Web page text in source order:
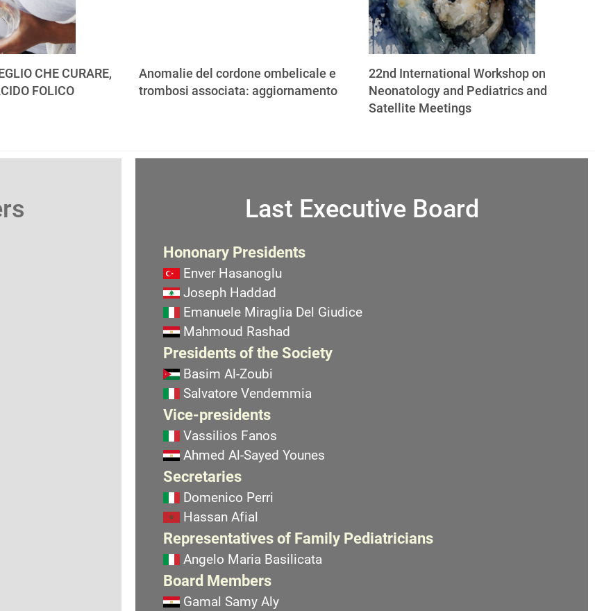
CHE CURARE,
FOLICO
Anomalie del cordone ombelicale e
trombosi associata: aggiornamento
22nd International Workshop on
Neonatology and Pediatrics and
Satellite Meetings
Last Executive Board
Hononary Presidents
Enver Hasanoglu
Joseph Haddad
Emanuele Miraglia Del Giudice
Mahmoud Rashad
Presidents of the Society
Basim Al-Zoubi
Salvatore Vendemmia
Vice-presidents
Vassilios Fanos
Ahmed Al-Sayed Younes
Secretaries
Domenico Perri
Hassan Afial
Representatives of Family Pediatricians
Angelo Maria Basilicata
Board Members
Gamal Samy Aly